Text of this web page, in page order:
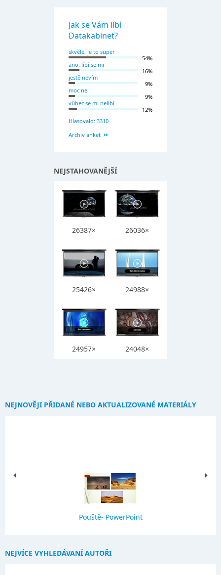
Jak se Vám líbí
Datakabinet?
skvěle, je to super
54%
ano, líbí se mi
16%
jestě nevím
9%
moc ne
9%
vůbec se mi nelíbí
12%
Hlasovalo: 3310
Archiv anket
NEJSTAHOVANĚJŠÍ
26387× 26036×
25426× 24988×
24957× 24048×
NEJNOVĚJI PŘIDANÉ NEBO AKTUALIZOVANÉ MATERIÁLY
Pouště- PowerPoint
NEJVÍCE VYHLEDÁVANÍ AUTOŘI